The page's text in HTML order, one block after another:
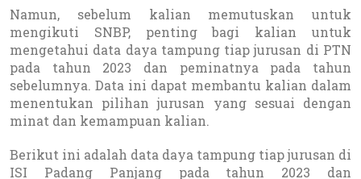
Namun, sebelum kalian memutuskan untuk
mengikuti SNBP, penting bagi kalian untuk
mengetahui data daya tampung tiap jurusan di PTN
pada tahun 2023 dan peminatnya pada tahun
sebelumnya. Data ini dapat membantu kalian dalam
menentukan pilihan jurusan yang sesuai dengan
minat dan kemampuan kalian.
Berikut ini adalah data daya tampung tiap jurusan di
ISI Padang Panjang pada tahun 2023 dan